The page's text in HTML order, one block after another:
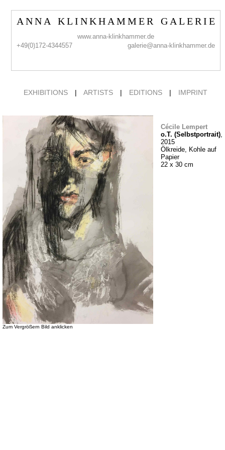
A N N A K L I N K H A M M E R G A L E R I E
www.anna-klinkhammer.de
+49(0)172-4344557
galerie@anna-klinkhammer.de
EXHIBITIONS | ARTISTS | EDITIONS | IMPRINT
Zum Vergrößern Bild anklicken
Cécile Lempert
o.T. (Selbstportrait),
2015
Ölkreide, Kohle auf
Papier
22 x 30 cm